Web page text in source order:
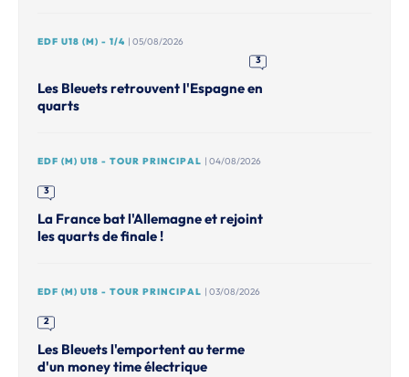
EDF U18 (M) - 1/4 | 05/08/2026
3
Les Bleuets retrouvent l'Espagne en
quarts
EDF (M) U18 - TOUR PRINCIPAL | 04/08/2026
3
La France bat l'Allemagne et rejoint
les quarts de finale !
EDF (M) U18 - TOUR PRINCIPAL | 03/08/2026
2
Les Bleuets l'emportent au terme
d'un money time électrique